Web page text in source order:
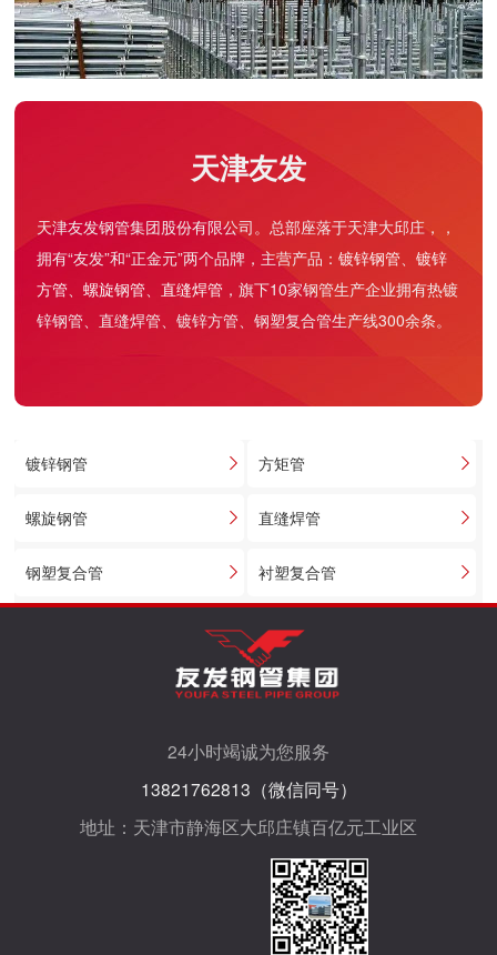
天津友发
天津友发钢管集团股份有限公司。总部座落于天津大邱庄，，
拥有“友发”和“正金元”两个品牌，主营产品：镀锌钢管、镀锌
方管、螺旋钢管、直缝焊管 ，旗下10家钢管生产企业拥有热镀
锌钢管、直缝焊管、镀锌方管、钢塑复合管生产线300余条。
镀锌钢管 方矩管
螺旋钢管 直缝焊管
钢塑复合管 衬塑复合管
24小时竭诚为您服务
13821762813（微信同号）
地址：天津市静海区大邱庄镇百亿元工业区